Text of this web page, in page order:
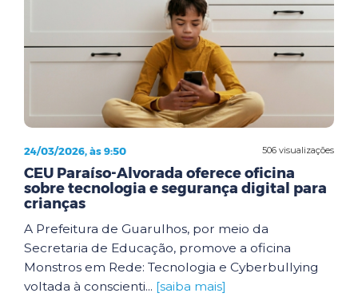
506 visualizações
24/03/2026, às 9:50
CEU Paraíso-Alvorada oferece oficina
sobre tecnologia e segurança digital para
crianças
A Prefeitura de Guarulhos, por meio da
Secretaria de Educação, promove a oficina
Monstros em Rede: Tecnologia e Cyberbullying
voltada à conscienti... [saiba mais]